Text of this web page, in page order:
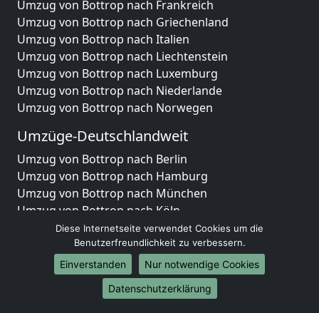
Umzug von Bottrop nach Frankreich
Umzug von Bottrop nach Griechenland
Umzug von Bottrop nach Italien
Umzug von Bottrop nach Liechtenstein
Umzug von Bottrop nach Luxemburg
Umzug von Bottrop nach Niederlande
Umzug von Bottrop nach Norwegen
Umzüge-Deutschlandweit
Umzug von Bottrop nach Berlin
Umzug von Bottrop nach Hamburg
Umzug von Bottrop nach München
Umzug von Bottrop nach Köln
Umzug von Bottrop nach Frankfurt am Main
Umzug von Bottrop nach Stuttgart
Umzug von Bottrop nach Düsseldorf
Umzug von Bottrop nach Leipzig
Umzug von Bottrop nach Dortmund
Diese Internetseite verwendet Cookies um die
Benutzerfreundlichkeit zu verbessern.
Einverstanden
Nur notwendige Cookies
Datenschutzerklärung